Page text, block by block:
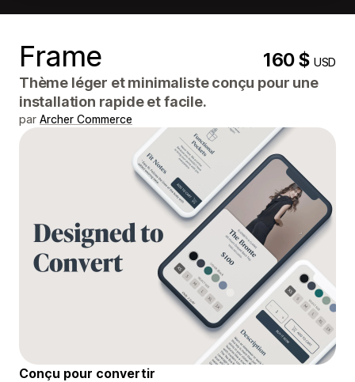
Frame 160 $USD
Thème léger et minimaliste conçu pour une
installation rapide et facile.
par Archer Commerce
Conçu pour convertir